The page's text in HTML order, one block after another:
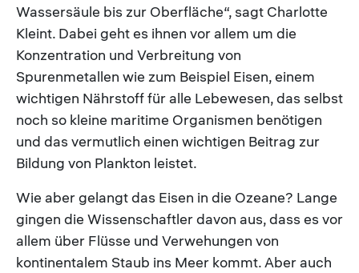
Wassersäule bis zur Oberfläche“, sagt Charlotte
Kleint. Dabei geht es ihnen vor allem um die
Konzentration und Verbreitung von
Spurenmetallen wie zum Beispiel Eisen, einem
wichtigen Nährstoff für alle Lebewesen, das selbst
noch so kleine maritime Organismen benötigen
und das vermutlich einen wichtigen Beitrag zur
Bildung von Plankton leistet.
Wie aber gelangt das Eisen in die Ozeane? Lange
gingen die Wissenschaftler davon aus, dass es vor
allem über Flüsse und Verwehungen von
kontinentalem Staub ins Meer kommt. Aber auch